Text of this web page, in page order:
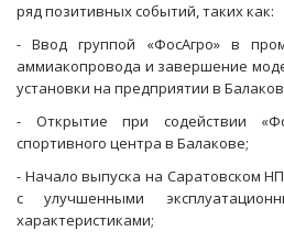
ряд позитивных событий, таких как:
- Ввод группой «ФосАгро» в
аммиакопровода и завершение
установки на предприятии в
- Открытие при содействии
спортивного центра в Балакове;
- Начало выпуска на Саратовском
с улучшенными
характеристиками;